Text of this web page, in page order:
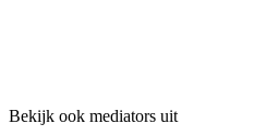
Bekijk ook mediators uit